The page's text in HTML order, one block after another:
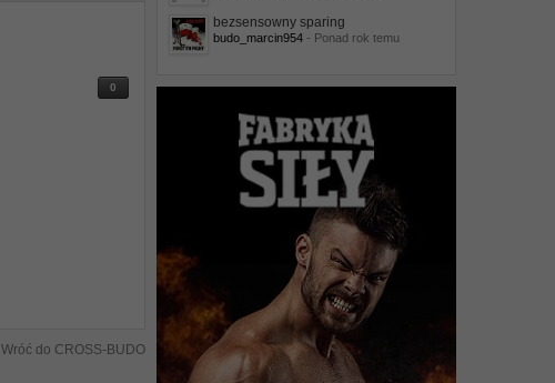
0
Wróć do CROSS-BUDO
bezsensowny sparing
budo_marcin954- Ponad rok temu